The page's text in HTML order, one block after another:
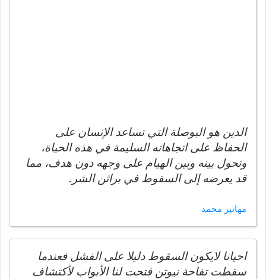
الدين هو البوصلة التي تساعد الإنسان على
الحفاظ على اتجاهاته السليمة في هذه الحياة،
وتحول بينه وبين الهيام على وجهه دون هدف، مما
قد يعرضه إلى السقوط في براثن الشر.
مهاتير محمد
احيانا لايكون السقوط دليلا على الفشل فعندما
سقطت تفاحة نيوتن فتحت لنا الأبواب لأكتشاف